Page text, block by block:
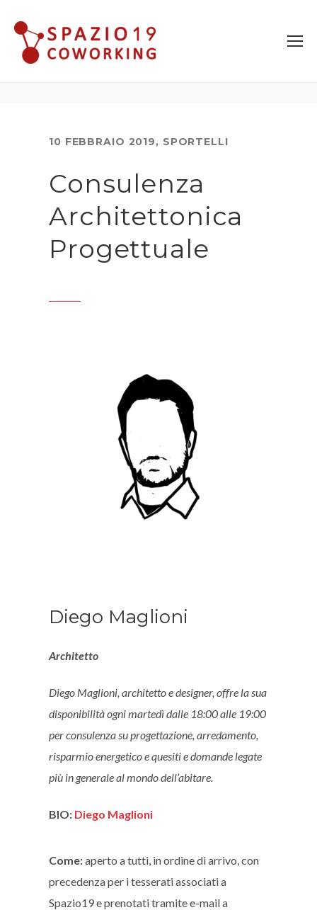
10 FEBBRAIO 2019, SPORTELLI
Consulenza
Architettonica
Progettuale
Diego Maglioni
Architetto
Diego Maglioni, architetto e designer, offre la sua
disponibilità ogni martedì dalle 18:00 alle 19:00
per consulenza su progettazione, arredamento,
risparmio energetico e quesiti e domande legate
più in generale al mondo dell’abitare.
BIO: Diego Maglioni
Come:aperto a tutti, in ordine di arrivo, con
precedenza per i tesserati associati a
Spazio19 e prenotati tramite e-mail a